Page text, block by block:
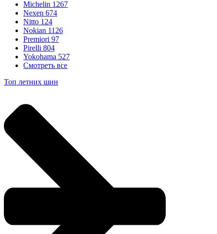
Michelin 1267
Nexen 674
Nitto 124
Nokian 1126
Premiori 97
Pirelli 804
Yokohama 527
Смотреть все
Топ летних шин